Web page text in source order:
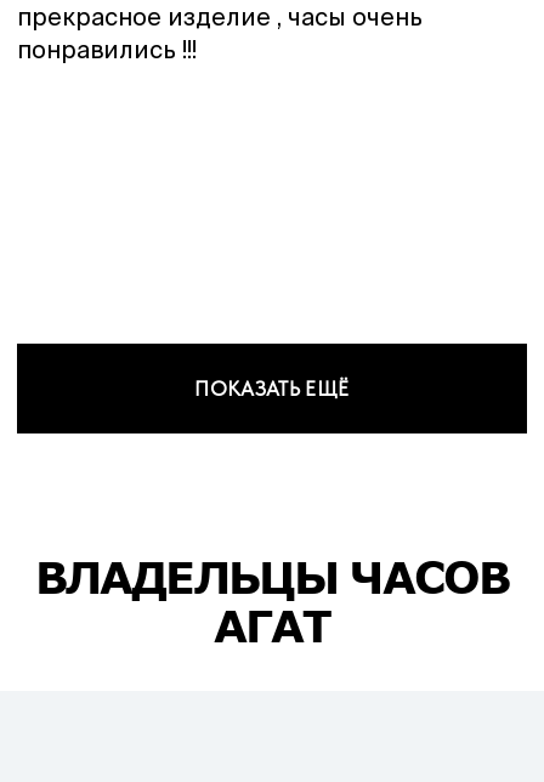
прекрасное изделие , часы очень
понравились !!!
ПОКАЗАТЬ ЕЩЁ
ВЛАДЕЛЬЦЫ ЧАСОВ
АГАТ